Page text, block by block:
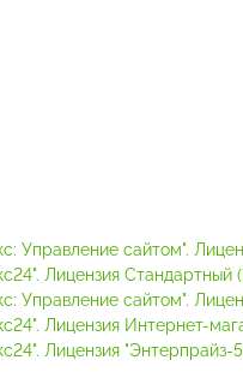
Управление сайтом".
Лицензия Стандартный
Управление сайтом".
Лицензия Интернет-
Лицензия "Энтерпрайз-